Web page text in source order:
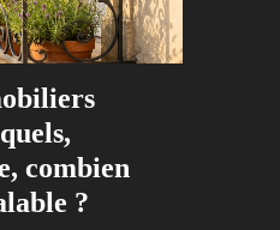
combien
?